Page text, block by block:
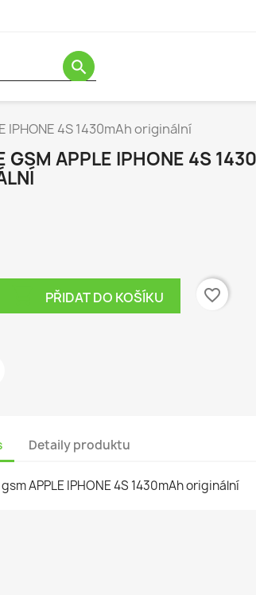
search
IPHONE 4S 1430mAh originální
GSM APPLE IPHONE 4S
PŘIDAT DO KOŠÍKU favorite_border
Detaily produktu
APPLE IPHONE 4S 1430mAh originální